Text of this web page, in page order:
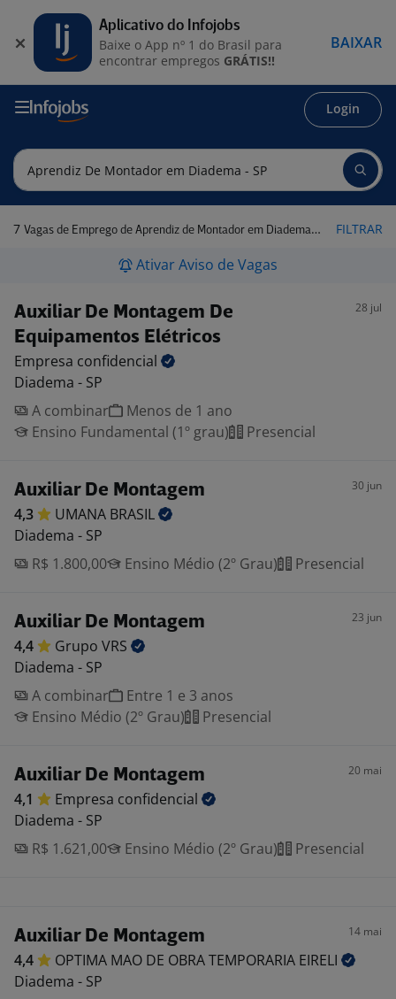
Login
7 Vagas de Emprego de Aprendiz de Montador em Diadema - SP FILTRAR
Ativar Aviso de Vagas
Auxiliar De Montagem De
Equipamentos Elétricos
28 jul
Empresa confidencial
Diadema - SP
A combinar
Menos de 1 ano
Ensino Fundamental (1º grau)
Presencial
Auxiliar De Montagem 30 jun
4,3 UMANA BRASIL
Diadema - SP
R$ 1.800,00
Ensino Médio (2º Grau) Presencial
Auxiliar De Montagem 23 jun
4,4 Grupo VRS
Diadema - SP
A combinar
Entre 1 e 3 anos
Ensino Médio (2º Grau)
Presencial
Auxiliar De Montagem 20 mai
4,1 Empresa confidencial
Diadema - SP
R$ 1.621,00
Ensino Médio (2º Grau) Presencial
Auxiliar De Montagem 14 mai
4,4 OPTIMA MAO DE OBRA TEMPORARIA EIRELI
Diadema - SP
Aplicativo do Infojobs
Baixe o App nº 1 do Brasil para
encontrar empregos GRÁTIS!!
BAIXAR